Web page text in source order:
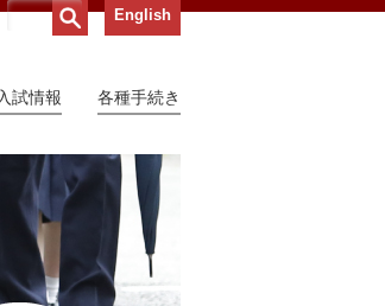
English
入試情報 各種手続き